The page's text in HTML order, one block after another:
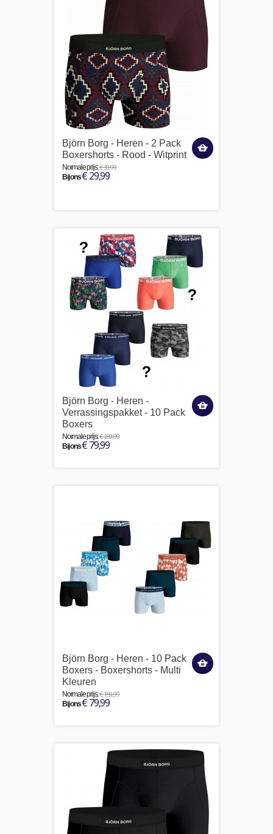
Björn Borg - Heren - 2 Pack
Boxershorts - Rood - Witprint
Normale prijs:€ 39,99
Bij ons€ 29,99
Björn Borg - Heren -
Verrassingspakket - 10 Pack
Boxers
Normale prijs:€ 159,99
Bij ons€ 79,99
Björn Borg - Heren - 10 Pack
Boxers - Boxershorts - Multi
Kleuren
Normale prijs:€ 159,99
Bij ons€ 79,99